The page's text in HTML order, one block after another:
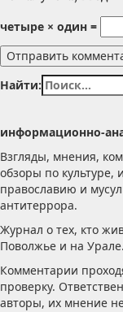
четыре × один =
Найти:
информационно-
Взгляды, мнения,
обзоры по культуре,
православию и
антитеррора.
Журнал о тех, кто
Поволжье и на Урале.
Комментарии
проверку.
авторы, их мнение